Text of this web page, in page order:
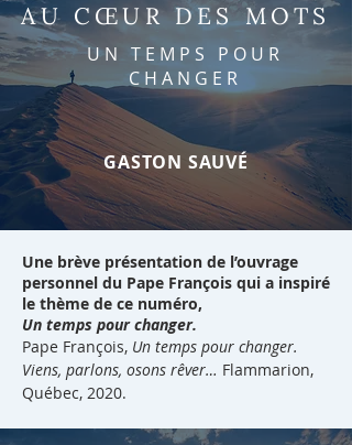
AU CŒUR DES MOTS
UN TEMPS POUR
CHANGER
GASTON SAUVÉ
Une brève présentation de l’ouvrage
personnel du Pape François qui a inspiré
le thème de ce numéro,
Un temps pour changer.
Pape François, Un temps pour changer.
Viens, parlons, osons rêver… Flammarion,
Québec, 2020.